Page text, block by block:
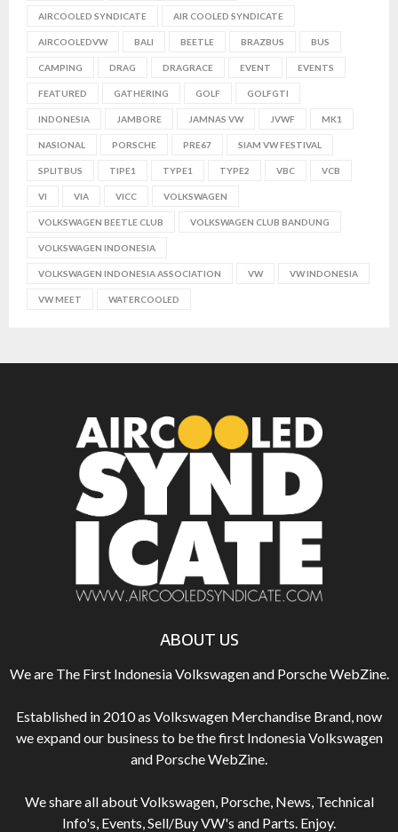
AIRCOOLED SYNDICATE AIR COOLED SYNDICATE
AIRCOOLEDVW BALI BEETLE BRAZBUS BUS
CAMPING DRAG DRAGRACE EVENT EVENTS
FEATURED GATHERING GOLF GOLFGTI
INDONESIA JAMBORE JAMNAS VW JVWF MK1
NASIONAL PORSCHE PRE67 SIAM VW FESTIVAL
SPLITBUS TIPE1 TYPE1 TYPE2 VBC VCB
VI VIA VICC VOLKSWAGEN
VOLKSWAGEN BEETLE CLUB VOLKSWAGEN CLUB BANDUNG
VOLKSWAGEN INDONESIA
VOLKSWAGEN INDONESIA ASSOCIATION VW VW INDONESIA
VW MEET WATERCOOLED
ABOUT US
We are The First Indonesia Volkswagen and Porsche WebZine.
Established in 2010 as Volkswagen Merchandise Brand, now
we expand our business to be the first Indonesia Volkswagen
and Porsche WebZine.
We share all about Volkswagen, Porsche, News, Technical
Info's, Events, Sell/Buy VW's and Parts. Enjoy.